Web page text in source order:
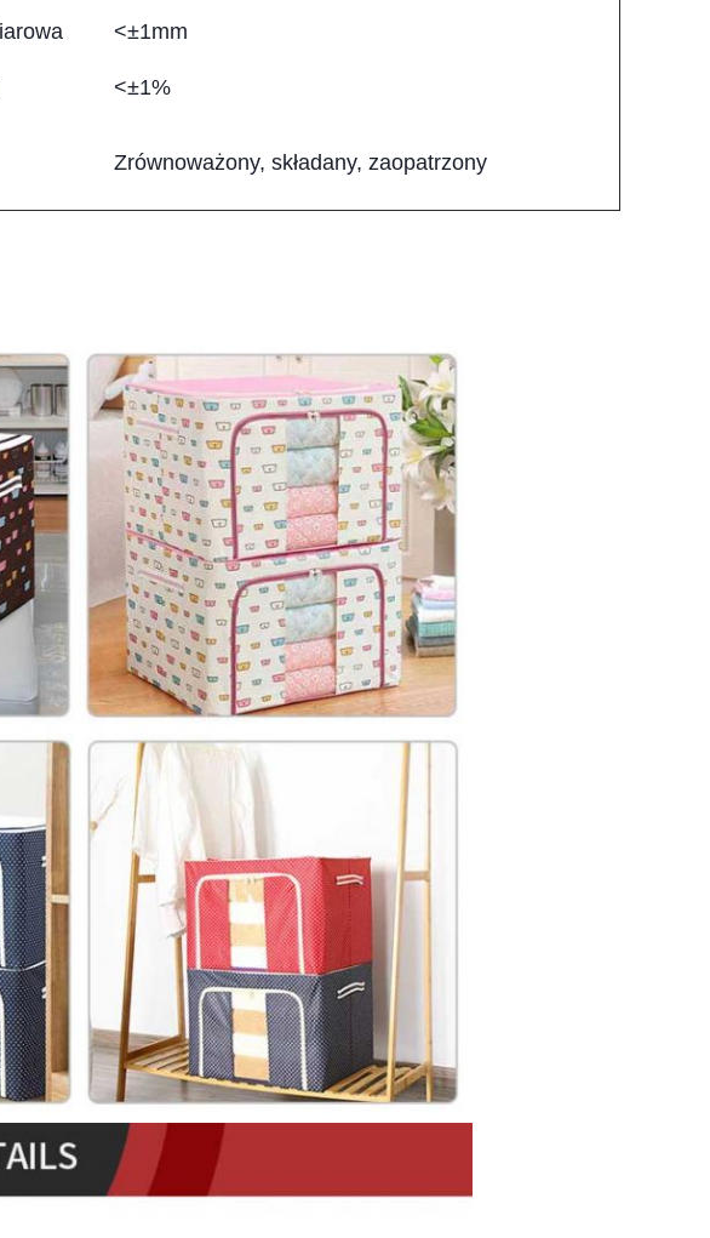
<±1mm
<±1%
Zrównoważony, składany, zaopatrzony